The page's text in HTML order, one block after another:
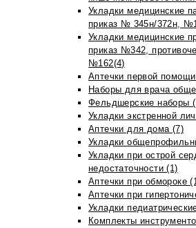
Укладки медицинские
приказ № 345н/372н,
Укладки медицинские
приказ №342,
№162(4)
Аптечки первой
Наборы для врача
Фельдшерские наборы
Укладки экстренной
Аптечки для дома (7)
Укладки
Укладки при острой
недостаточности (1)
Аптечки при обмороке
Аптечки при
Укладки
Комплекты